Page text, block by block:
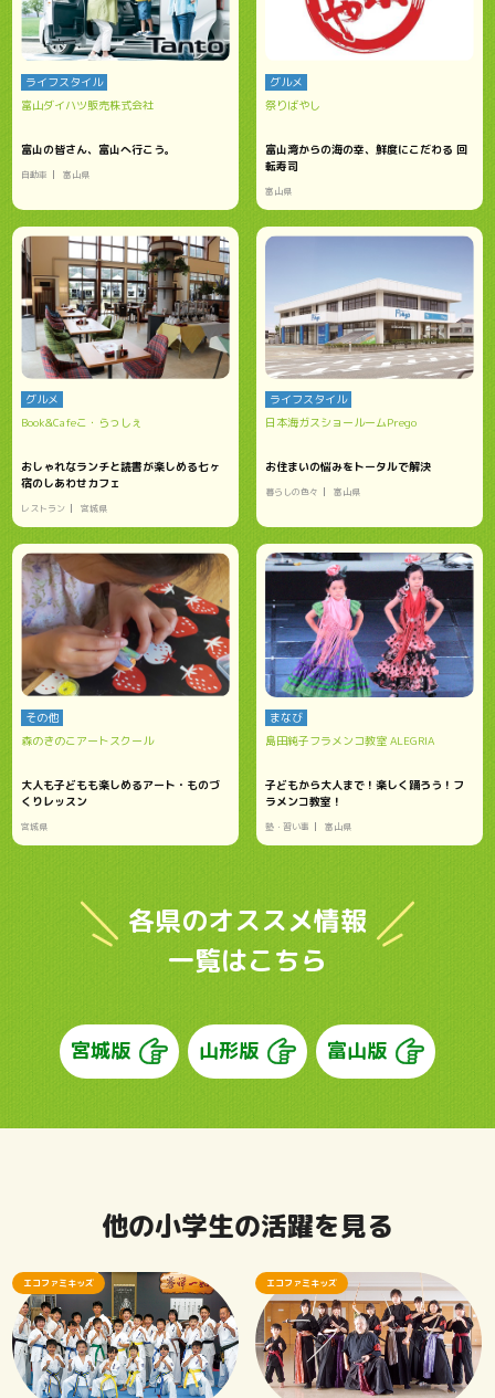
ライフスタイル
富山ダイハツ販売株式会社
富山の皆さん、富山へ行こう。
自動車 富山県
グルメ
祭りばやし
富山湾からの海の幸、鮮度にこだわる 回
転寿司
富山県
グルメ
Book&Cafeこ・らっしぇ
おしゃれなランチと読書が楽しめる七ヶ
宿のしあわせカフェ
レストラン 宮城県
ライフスタイル
日本海ガスショールームPrego
お住まいの悩みをトータルで解決
暮らしの色々 富山県
その他
森のきのこアートスクール
大人も子どもも楽しめるアート・ものづ
くりレッスン
宮城県
まなび
島田純子フラメンコ教室 ALEGRIA
子どもから大人まで！楽しく踊ろう！フ
ラメンコ教室！
塾・習い事 富山県
各県のオススメ情報
一覧はこちら
宮城版 山形版 富山版
他の小学生の活躍を見る
エコファミキッズ エコファミキッズ